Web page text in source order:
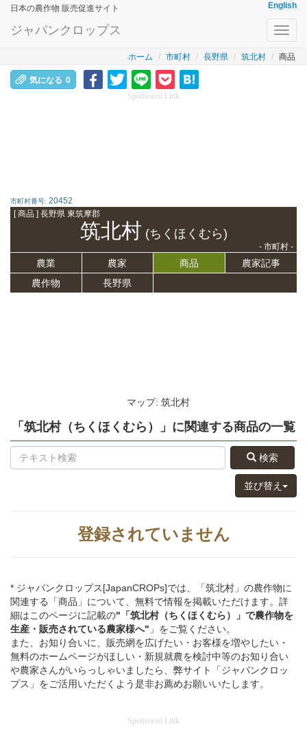
日本の農作物 販売促進サイト English
ジャパンクロップス
ホーム 市町村 長野県 筑北村 商品
気になる 0
Sponsored Link
市町村番号: 20452
[ 商品 ] 長野県 東筑摩郡
筑北村 (ちくほくむら)
- 市町村 -
農業 農家 商品
農家記事
農作物
長野県
マップ: 筑北村
「筑北村（ちくほくむら）」 に関連する商品の一覧
検索
並び替え
登録されていません
* ジャパンクロップス[JapanCROPs]では、「筑北村」の農作物に
関連する「商品」について、無料で情報を掲載いただけます。詳
細はこのページに記載の"「筑北村（ちくほくむら）」 で農作物を
生産・販売されている農家様へ" 」をご覧ください。
また、お知り合いに、販売網を広げたい・お客様を増やしたい・
無料のホームページがほしい・新規就農を検討中等のお知り合い
や農家さんがいらっしゃいましたら、弊サイト「ジャパンクロッ
プス」をご活用いただくよう是非お薦めお願いいたします。
Sponsored Link